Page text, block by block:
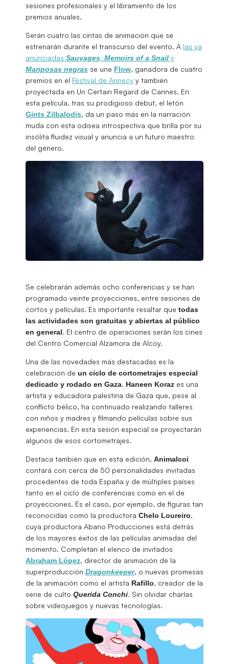
sesiones profesionales y el libramiento de los
premios anuales.
Serán cuatro las cintas de animación que se
estrenarán durante el transcurso del evento. A las ya
anunciadas Sauvages, Memoirs of a Snail y
Mariposas negras se une Flow, ganadora de cuatro
premios en el Festival de Annecy y también
proyectada en Un Certain Regard de Cannes. En
esta película, tras su prodigioso debut, el letón
Gints Zilbalodis, da un paso más en la narración
muda con esta odisea introspectiva que brilla por su
insólita fluidez visual y anuncia a un futuro maestro
del género.
Se celebrarán además ocho conferencias y se han
programado veinte proyecciones, entre sesiones de
cortos y películas. Es importante resaltar que todas
las actividades son gratuitas y abiertas al público
en general. El centro de operaciones serán los cines
del Centro Comercial Alzamora de Alcoy.
Una de las novedades más destacadas es la
celebración de un ciclo de cortometrajes especial
dedicado y rodado en Gaza. Haneen Koraz es una
artista y educadora palestina de Gaza que, pese al
conflicto bélico, ha continuado realizando talleres
con niños y madres y filmando películas sobre sus
experiencias. En esta sesión especial se proyectarán
algunos de esos cortometrajes.
Destaca también que en esta edición, Animalcoi
contará con cerca de 50 personalidades invitadas
procedentes de toda España y de múltiples países
tanto en el ciclo de conferencias como en el de
proyecciones. Es el caso, por ejemplo, de figuras tan
reconocidas como la productora Chelo Loureiro,
cuya productora Abano Producciones está detrás
de los mayores éxitos de las películas animadas del
momento. Completan el elenco de invitados
Abraham López, director de animación de la
superproducción Dragonkeeper, o nuevas promesas
de la animación como el artista Rafillo, creador de la
serie de culto Querida Conchi. Sin olvidar charlas
sobre videojuegos y nuevas tecnologías.